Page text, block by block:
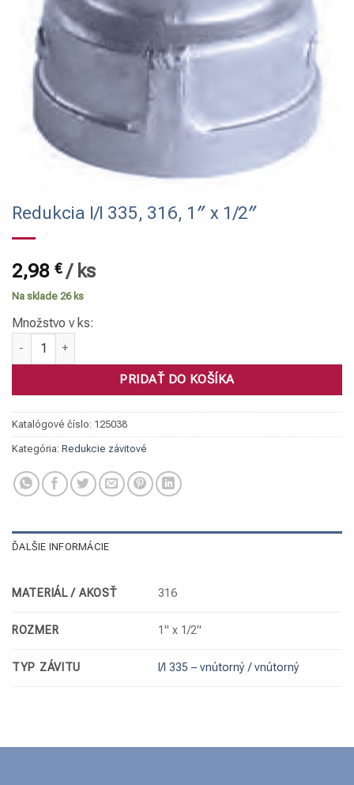
Redukcia I/I 335, 316, 1″ x 1/2″
2,98 €/ ks
Na sklade 26 ks
Množstvo v ks:
množstvo Redukcia I/I 335, 316, 1" x 1/2"
PRIDAŤ DO KOŠÍKA
Katalógové číslo: 125038
Kategória: Redukcie závitové
ĎALŠIE INFORMÁCIE
MATERIÁL / AKOSŤ 316
ROZMER 1" x 1/2"
TYP ZÁVITU I/I 335 – vnútorný / vnútorný